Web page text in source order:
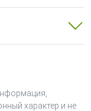
характер и не